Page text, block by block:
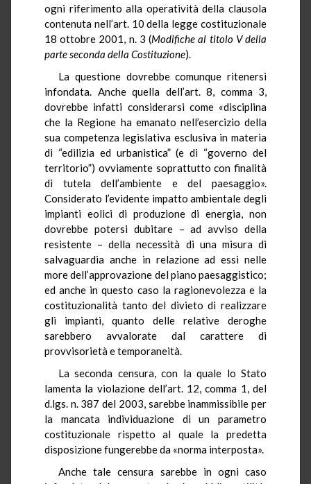
ogni riferimento alla operatività della clausola
contenuta nell’art. 10 della legge costituzionale
18 ottobre 2001, n. 3 (Modifiche al titolo V della
parte seconda della Costituzione).
La questione dovrebbe comunque ritenersi
infondata. Anche quella dell’art. 8, comma 3,
dovrebbe infatti considerarsi come «disciplina
che la Regione ha emanato nell’esercizio della
sua competenza legislativa esclusiva in materia
di “edilizia ed urbanistica” (e di “governo del
territorio”) ovviamente soprattutto con finalità
di tutela dell’ambiente e del paesaggio».
Considerato l’evidente impatto ambientale degli
impianti eolici di produzione di energia, non
dovrebbe potersi dubitare – ad avviso della
resistente – della necessità di una misura di
salvaguardia anche in relazione ad essi nelle
more dell’approvazione del piano paesaggistico;
ed anche in questo caso la ragionevolezza e la
costituzionalità tanto del divieto di realizzare
gli impianti, quanto delle relative deroghe
sarebbero avvalorate dal carattere di
provvisorietà e temporaneità.
La seconda censura, con la quale lo Stato
lamenta la violazione dell’art. 12, comma 1, del
d.lgs. n. 387 del 2003, sarebbe inammissibile per
la mancata individuazione di un parametro
costituzionale rispetto al quale la predetta
disposizione fungerebbe da «norma interposta».
Anche tale censura sarebbe in ogni caso